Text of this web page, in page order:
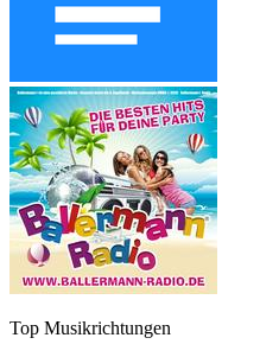
Top Musikrichtungen